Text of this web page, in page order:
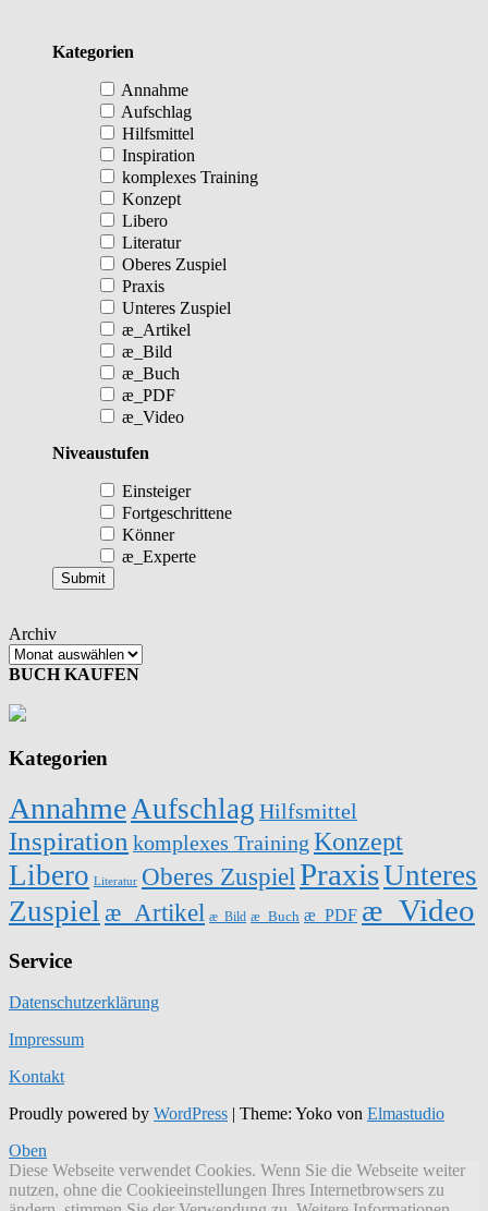
Kategorien
Annahme
Aufschlag
Hilfsmittel
Inspiration
komplexes Training
Konzept
Libero
Literatur
Oberes Zuspiel
Praxis
Unteres Zuspiel
æ_Artikel
æ_Bild
æ_Buch
æ_PDF
æ_Video
Niveaustufen
Einsteiger
Fortgeschrittene
Könner
æ_Experte
Archiv
BUCH KAUFEN
Kategorien
Annahme Aufschlag Hilfsmittel
Inspiration komplexes Training Konzept
Libero Literatur Oberes ZuspielPraxisUnteres
Zuspiel æ_Artikel æ_Bild æ_Buch æ_PDF æ_Video
Service
Datenschutzerklärung
Impressum
Kontakt
Proudly powered by WordPress | Theme: Yoko von Elmastudio
Oben
Diese Webseite verwendet Cookies. Wenn Sie die Webseite weiter
nutzen, ohne die Cookieeinstellungen Ihres Internetbrowsers zu